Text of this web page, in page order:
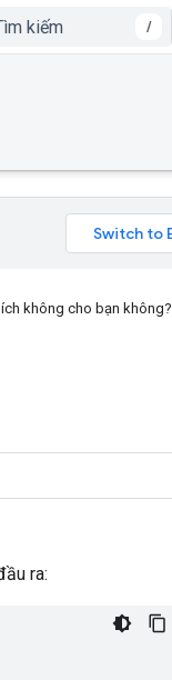
/
không cho bạn không?
ra: